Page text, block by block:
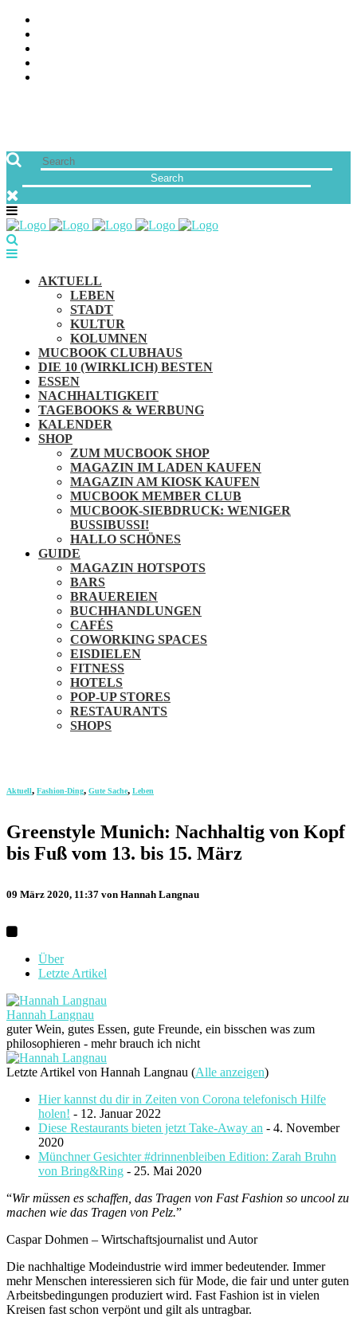
AKTUELL
LEBEN
STADT
KULTUR
KOLUMNEN
MUCBOOK CLUBHAUS
DIE 10 (WIRKLICH) BESTEN
ESSEN
NACHHALTIGKEIT
TAGEBOOKS & WERBUNG
KALENDER
SHOP
ZUM MUCBOOK SHOP
MAGAZIN IM LADEN KAUFEN
MAGAZIN AM KIOSK KAUFEN
MUCBOOK MEMBER CLUB
MUCBOOK-SIEBDRUCK: WENIGER
BUSSIBUSSI!
HALLO SCHÖNES
GUIDE
MAGAZIN HOTSPOTS
BARS
BRAUEREIEN
BUCHHANDLUNGEN
CAFÉS
COWORKING SPACES
EISDIELEN
FITNESS
HOTELS
POP-UP STORES
RESTAURANTS
SHOPS
Aktuell, Fashion-Ding, Gute Sache, Leben
Greenstyle Munich: Nachhaltig von Kopf
bis Fuß vom 13. bis 15. März
09 März 2020, 11:37 von Hannah Langnau
Über
Letzte Artikel
Hannah Langnau
guter Wein, gutes Essen, gute Freunde, ein bisschen was zum
philosophieren - mehr brauch ich nicht
Letzte Artikel von Hannah Langnau (Alle anzeigen)
Hier kannst du dir in Zeiten von Corona telefonisch Hilfe
holen! - 12. Januar 2022
Diese Restaurants bieten jetzt Take-Away an - 4. November
2020
Münchner Gesichter #drinnenbleiben Edition: Zarah Bruhn
von Bring&Ring - 25. Mai 2020
“Wir müssen es schaffen, das Tragen von Fast Fashion so uncool zu
machen wie das Tragen von Pelz.”
Caspar Dohmen – Wirtschaftsjournalist und Autor
Die nachhaltige Modeindustrie wird immer bedeutender. Immer
mehr Menschen interessieren sich für Mode, die fair und unter guten
Arbeitsbedingungen produziert wird. Fast Fashion ist in vielen
Kreisen fast schon verpönt und gilt als untragbar.